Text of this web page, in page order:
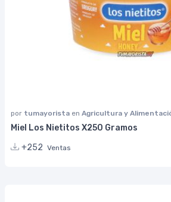
por tumayorista en Agricultura y
Miel Los Nietitos X250 Gramos
+252 Ventas